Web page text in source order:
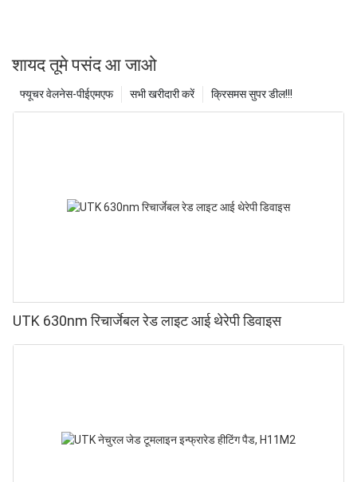
शायद तूमे पसंद आ जाओ
क्रिसमस सुपर डील!!!
सभी खरीदारी करें
फ्यूचर वेलनेस-पीईएमएफ
UTK 630nm रिचार्जेबल रेड लाइट आई थेरेपी डिवाइस